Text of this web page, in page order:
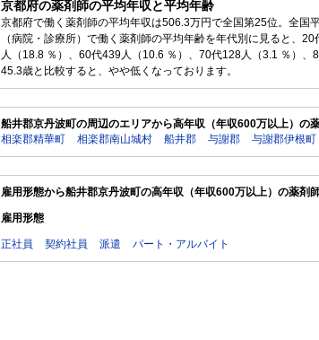
京都府の薬剤師の平均年収と平均年齢
京都府で働く薬剤師の平均年収は506.3万円で全国第25位。全国
（病院・診療所）で働く薬剤師の平均年齢を年代別に見ると、
人（18.8 ％）、60代439人（10.6 ％）、70代128人（3.1 ％）
45.3歳と比較すると、やや低くなっております。
船井郡京丹波町の周辺のエリアから高年収（年収600万以上）の
相楽郡精華町
相楽郡南山城村 船井郡 与謝郡 与謝郡伊根町
雇用形態から船井郡京丹波町の高年収（年収600万以上）の薬剤
雇用形態
正社員 契約社員 派遣 パート・アルバイト